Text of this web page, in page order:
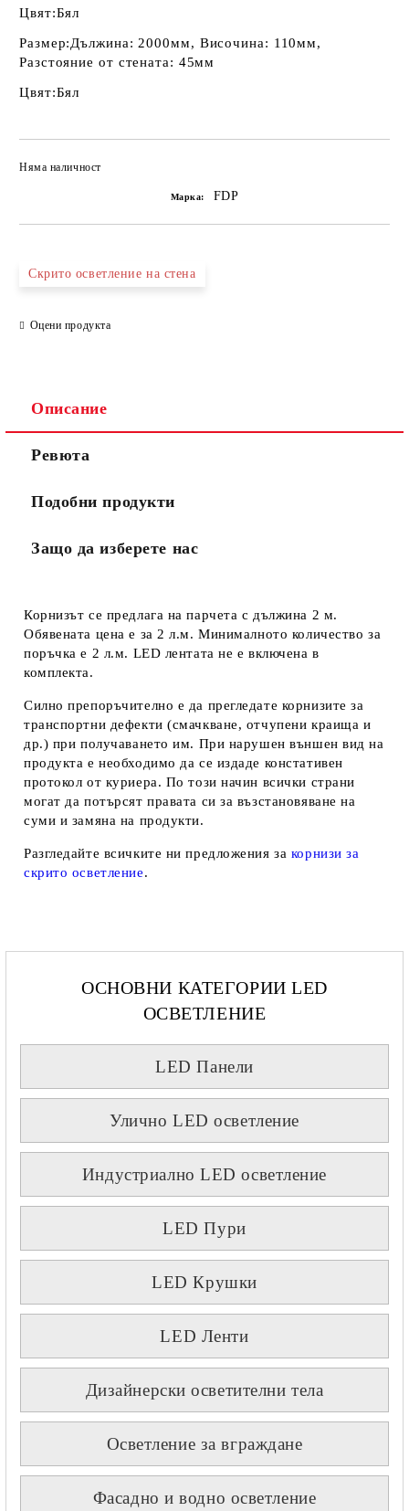
Цвят:Бял
Размер:Дължина: 2000мм, Височина: 110мм,
Разстояние от стената: 45мм
Цвят:Бял
Няма наличност
Марка: FDP
Скрито осветление на стена
Оцени продукта
Описание
Ревюта
Подобни продукти
Защо да изберете нас
Корнизът се предлага на парчета с дължина 2 м.
Обявената цена е за 2 л.м. Минималното количество за
поръчка е 2 л.м. LED лентата не е включена в
комплекта.
Силно препоръчително е да прегледате корнизите за
транспортни дефекти (смачкване, отчупени краища и
др.) при получаването им. При нарушен външен вид на
продукта е необходимо да се издаде констативен
протокол от куриера. По този начин всички страни
могат да потърсят правата си за възстановяване на
суми и замяна на продукти.
Разгледайте всичките ни предложения за корнизи за
скрито осветление.
ОСНОВНИ КАТЕГОРИИ LED
ОСВЕТЛЕНИЕ
LED Панели
Улично LED осветление
Индустриално LED осветление
LED Пури
LED Крушки
LED Ленти
Дизайнерски осветителни тела
Осветление за вграждане
Фасадно и водно осветление